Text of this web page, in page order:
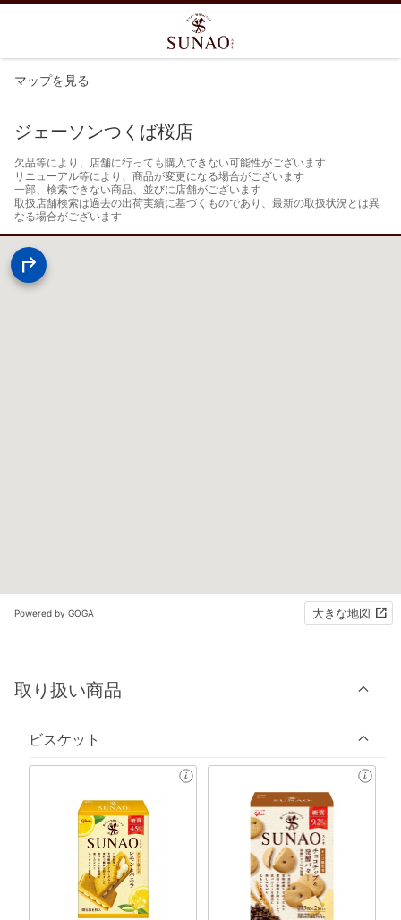
マップを見る
ジェーソンつくば桜店
欠品等により、店舗に行っても購入できない可能性がございます
リニューアル等により、商品が変更になる場合がございます
一部、検索できない商品、並びに店舗がございます
取扱店舗検索は過去の出荷実績に基づくものであり、最新の取扱状況とは異
なる場合がございます
Powered by GOGA 大きな地図
取り扱い商品
ビスケット